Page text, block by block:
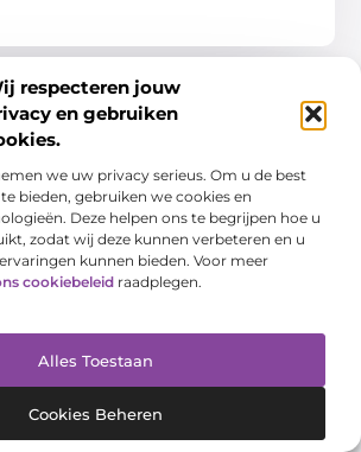
respecteren jouw
en gebruiken
we uw privacy serieus. Om u de best
bieden, gebruiken we cookies en
Deze helpen ons te begrijpen hoe u
zodat wij deze kunnen verbeteren en u
kunnen bieden. Voor meer
cookiebeleid raadplegen.
Alles Toestaan
Cookies Beheren
in Goes en geniet van
toeristen en liefhebbers van sterke
is een bron van trots